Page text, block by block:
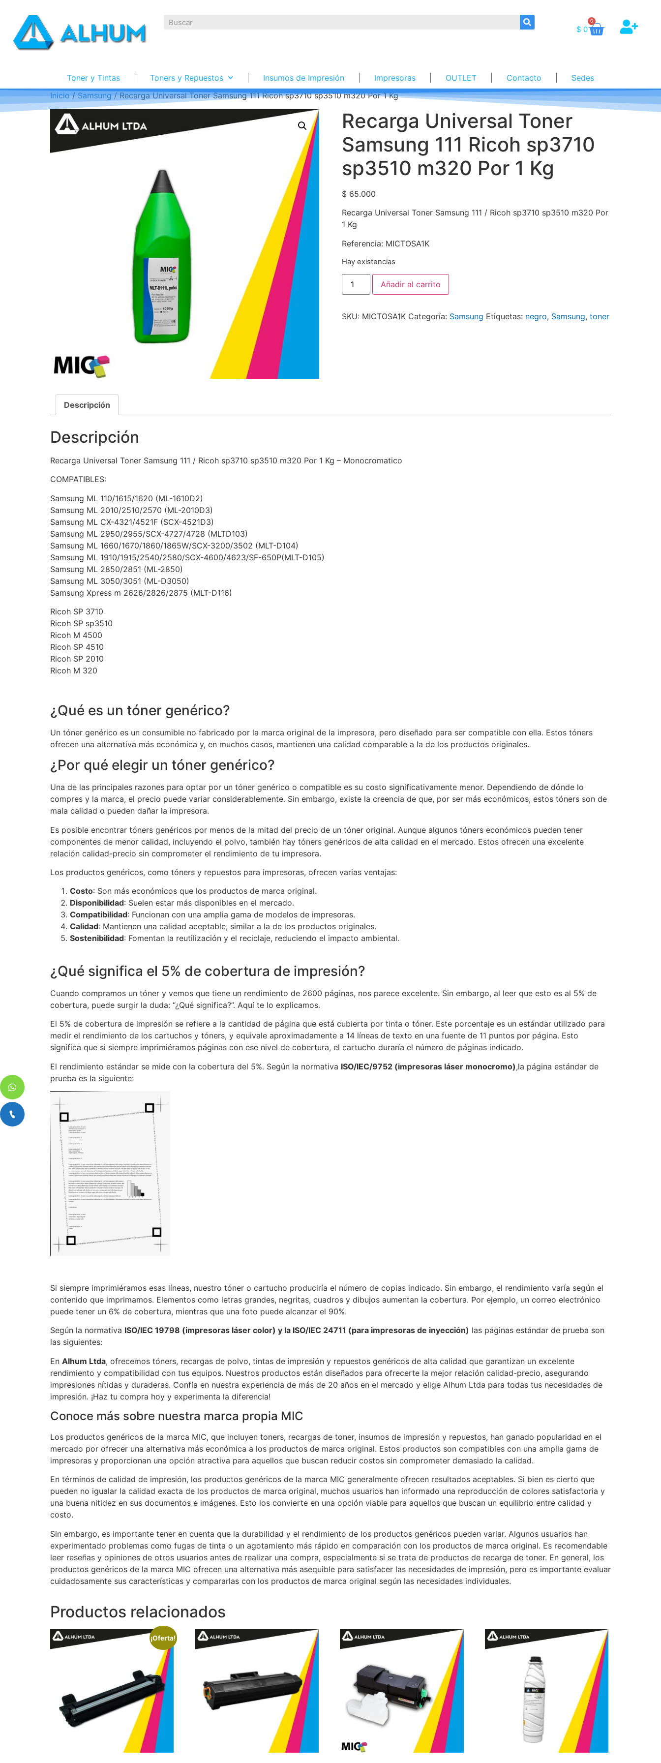
$ 0
0
Toner y Tintas Toners y Repuestos Insumos de Impresión Impresoras OUTLET Contacto
Sedes
Inicio/Samsung/ Recarga Universal Toner Samsung 111 Ricoh sp3710 sp3510 m320 Por 1 Kg
Recarga Universal Toner
Samsung 111 Ricoh sp3710
sp3510 m320 Por 1 Kg
$65.000
Recarga Universal Toner Samsung 111 / Ricoh sp3710 sp3510 m320 Por
1 Kg
Referencia: MICTOSA1K
Hay existencias
Añadir al carrito
SKU: MICTOSA1K Categoría: Samsung Etiquetas: negro, Samsung, toner
Descripción
Descripción
Recarga Universal Toner Samsung 111 / Ricoh sp3710 sp3510 m320 Por 1 Kg – Monocromatico
COMPATIBLES:
Samsung ML 110/1615/1620 (ML-1610D2)
Samsung ML 2010/2510/2570 (ML-2010D3)
Samsung ML CX-4321/4521F (SCX-4521D3)
Samsung ML 2950/2955/SCX-4727/4728 (MLTD103)
Samsung ML 1660/1670/1860/1865W/SCX-3200/3502 (MLT-D104)
Samsung ML 1910/1915/2540/2580/SCX-4600/4623/SF-650P(MLT-D105)
Samsung ML 2850/2851 (ML-2850)
Samsung ML 3050/3051 (ML-D3050)
Samsung Xpress m 2626/2826/2875 (MLT-D116)
Ricoh SP 3710
Ricoh SP sp3510
Ricoh M 4500
Ricoh SP 4510
Ricoh SP 2010
Ricoh M 320
¿Qué es un tóner genérico?
Un tóner genérico es un consumible no fabricado por la marca original de la impresora, pero diseñado para ser compatible con ella. Estos tóners
ofrecen una alternativa más económica y, en muchos casos, mantienen una calidad comparable a la de los productos originales.
¿Por qué elegir un tóner genérico?
Una de las principales razones para optar por un tóner genérico o compatible es su costo significativamente menor. Dependiendo de dónde lo
compres y la marca, el precio puede variar considerablemente. Sin embargo, existe la creencia de que, por ser más económicos, estos tóners son de
mala calidad o pueden dañar la impresora.
Es posible encontrar tóners genéricos por menos de la mitad del precio de un tóner original. Aunque algunos tóners económicos pueden tener
componentes de menor calidad, incluyendo el polvo, también hay tóners genéricos de alta calidad en el mercado. Estos ofrecen una excelente
relación calidad-precio sin comprometer el rendimiento de tu impresora.
Los productos genéricos, como tóners y repuestos para impresoras, ofrecen varias ventajas:
Costo: Son más económicos que los productos de marca original.
Disponibilidad: Suelen estar más disponibles en el mercado.
Compatibilidad: Funcionan con una amplia gama de modelos de impresoras.
Calidad: Mantienen una calidad aceptable, similar a la de los productos originales.
Sostenibilidad: Fomentan la reutilización y el reciclaje, reduciendo el impacto ambiental.
¿Qué significa el 5% de cobertura de impresión?
Cuando compramos un tóner y vemos que tiene un rendimiento de 2600 páginas, nos parece excelente. Sin embargo, al leer que esto es al 5% de
cobertura, puede surgir la duda: “¿Qué significa?”. Aquí te lo explicamos.
El 5% de cobertura de impresión se refiere a la cantidad de página que está cubierta por tinta o tóner. Este porcentaje es un estándar utilizado para
medir el rendimiento de los cartuchos y tóners, y equivale aproximadamente a 14 líneas de texto en una fuente de 11 puntos por página. Esto
significa que si siempre imprimiéramos páginas con ese nivel de cobertura, el cartucho duraría el número de páginas indicado.
El rendimiento estándar se mide con la cobertura del 5%. Según la normativa ISO/IEC/9752 (impresoras láser monocromo),la página estándar de
prueba es la siguiente:
Si siempre imprimiéramos esas líneas, nuestro tóner o cartucho produciría el número de copias indicado. Sin embargo, el rendimiento varía según el
contenido que imprimamos. Elementos como letras grandes, negritas, cuadros y dibujos aumentan la cobertura. Por ejemplo, un correo electrónico
puede tener un 6% de cobertura, mientras que una foto puede alcanzar el 90%.
Según la normativa ISO/IEC 19798 (impresoras láser color) y la ISO/IEC 24711 (para impresoras de inyección) las páginas estándar de prueba son
las siguientes:
En Alhum Ltda, ofrecemos tóners, recargas de polvo, tintas de impresión y repuestos genéricos de alta calidad que garantizan un excelente
rendimiento y compatibilidad con tus equipos. Nuestros productos están diseñados para ofrecerte la mejor relación calidad-precio, asegurando
impresiones nítidas y duraderas. Confía en nuestra experiencia de más de 20 años en el mercado y elige Alhum Ltda para todas tus necesidades de
impresión. ¡Haz tu compra hoy y experimenta la diferencia!
Conoce más sobre nuestra marca propia MIC
Los productos genéricos de la marca MIC, que incluyen toners, recargas de toner, insumos de impresión y repuestos, han ganado popularidad en el
mercado por ofrecer una alternativa más económica a los productos de marca original. Estos productos son compatibles con una amplia gama de
impresoras y proporcionan una opción atractiva para aquellos que buscan reducir costos sin comprometer demasiado la calidad.
En términos de calidad de impresión, los productos genéricos de la marca MIC generalmente ofrecen resultados aceptables. Si bien es cierto que
pueden no igualar la calidad exacta de los productos de marca original, muchos usuarios han informado una reproducción de colores satisfactoria y
una buena nitidez en sus documentos e imágenes. Esto los convierte en una opción viable para aquellos que buscan un equilibrio entre calidad y
costo.
Sin embargo, es importante tener en cuenta que la durabilidad y el rendimiento de los productos genéricos pueden variar. Algunos usuarios han
experimentado problemas como fugas de tinta o un agotamiento más rápido en comparación con los productos de marca original. Es recomendable
leer reseñas y opiniones de otros usuarios antes de realizar una compra, especialmente si se trata de productos de recarga de toner. En general, los
productos genéricos de la marca MIC ofrecen una alternativa más asequible para satisfacer las necesidades de impresión, pero es importante evaluar
cuidadosamente sus características y compararlas con los productos de marca original según las necesidades individuales.
Productos relacionados
¡Oferta!